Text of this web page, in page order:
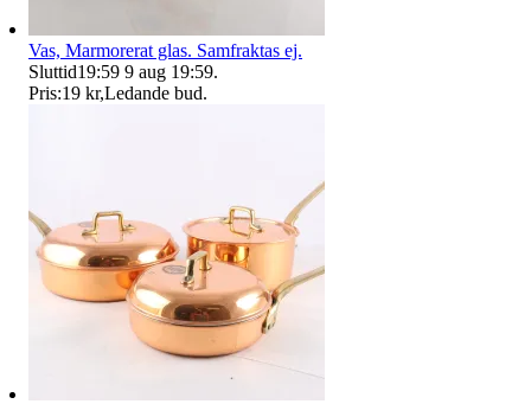
Vas, Marmorerat glas. Samfraktas ej.
Sluttid19:59 9 aug 19:59.
Pris:19 kr,Ledande bud.